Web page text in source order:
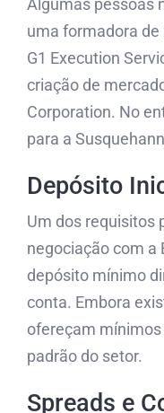
Algumas pessoas
uma formadora de
G1 Execution
criação de
Corporation. No
para a
Depósito
Um dos requisitos
negociação com a
depósito mínimo
conta. Embora
ofereçam mínimos
padrão do setor.
Spreads e